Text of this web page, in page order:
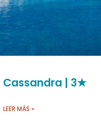
Cassandra | 3★
LEER MÁS »